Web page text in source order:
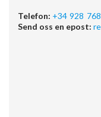
Telefon: +34 928
Send oss en epost: